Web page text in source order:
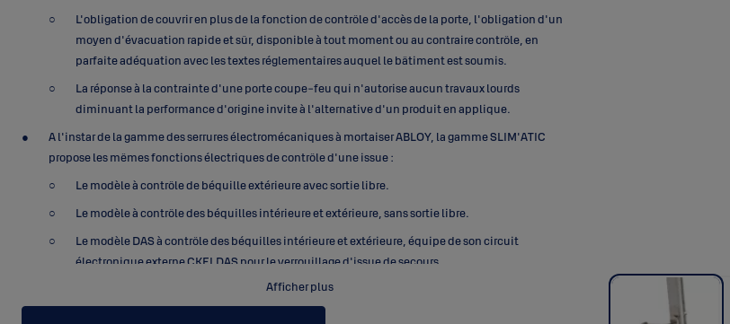
L'obligation de couvrir en plus de la fonction de contrôle d'accès de la porte, l'obligation d'un
moyen d'évacuation rapide et sûr, disponible à tout moment ou au contraire contrôle, en
parfaite adéquation avec les textes réglementaires auquel le bâtiment est soumis.
La réponse à la contrainte d'une porte coupe-feu qui n'autorise aucun travaux lourds
diminuant la performance d'origine invite à l'alternative d'un produit en applique.
A l'instar de la gamme des serrures électromécaniques à mortaiser ABLOY, la gamme SLIM'ATIC
propose les mêmes fonctions électriques de contrôle d'une issue :
Le modèle à contrôle de béquille extérieure avec sortie libre.
Le modèle à contrôle des béquilles intérieure et extérieure, sans sortie libre.
Le modèle DAS à contrôle des béquilles intérieure et extérieure, équipe de son circuit
électronique externe CKELDAS pour le verrouillage d'issue de secours.
- Le modèle avec entrée par cylindre + poignée palière et une sortie libre béquille par béquille.
Afficher plus